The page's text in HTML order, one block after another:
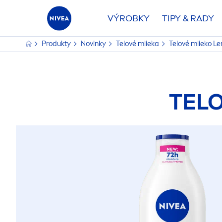
VÝROBKY TIPY & RADY
Produkty Novinky Telové mlieka Telové mlieko